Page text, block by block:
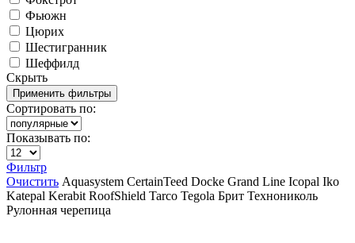
Фьюжн
Цюрих
Шестигранник
Шеффилд
Скрыть
Сортировать по:
Показывать по:
Фильтр
Очистить Aquasystem CertainTeed Docke Grand Line Icopal Iko
Katepal Kerabit RoofShield Tarco Tegola Брит Технониколь
Рулонная черепица